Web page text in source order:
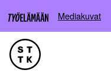
Mediakuvat